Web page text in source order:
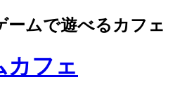
ームで遊べるカフェ
カフェ